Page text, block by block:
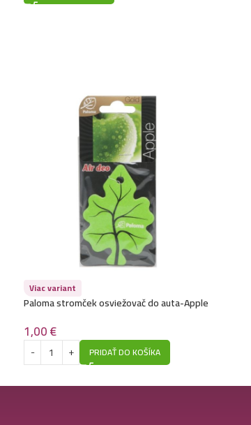
Viac variant
Paloma stromček osviežovač do auta-Apple
1,00€
PRIDAŤ DO KOŠÍKA